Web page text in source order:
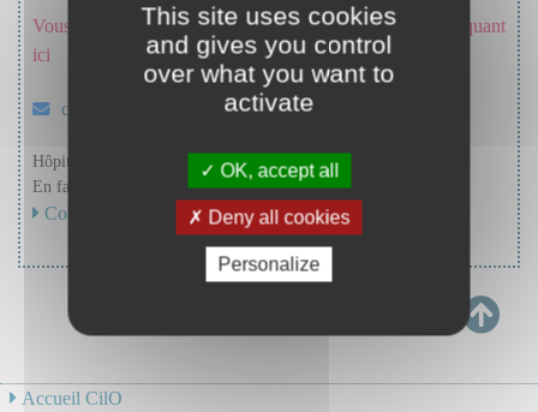
Accueil CilO
Vous pouvez demander un rendez-vous en ligne en cliquant
ici
cilo@chu-st-etienne.fr
Hôpital Nord - Bâtiment B - Niveau 0
En face de la consultation d'ophtalmologie
Comment venir au CilO ?
This site uses cookies
and gives you control
over what you want to
activate
OK, accept all
Deny all cookies
Personalize